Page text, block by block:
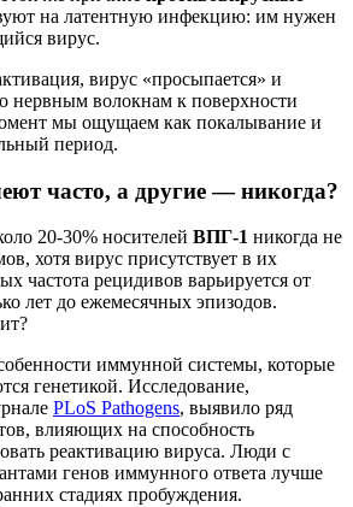
на латентную инфекцию: им нужен
вирус.
вирус «просыпается» и
нервным волокнам к поверхности
мы ощущаем как покалывание и
период.
часто, а другие — никогда?
20-30% носителей ВПГ-1 никогда не
хотя вирус присутствует в их
частота рецидивов варьируется от
лет до ежемесячных эпизодов.
иммунной системы, которые
генетикой. Исследование,
PLoS Pathogens, выявило ряд
влияющих на способность
реактивацию вируса. Люди с
генов иммунного ответа лучше
стадиях пробуждения.